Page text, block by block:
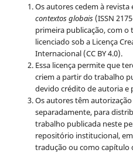
Os autores cedem à revista
contextos globais(ISSN
primeira publicação, com
licenciado sob a Licença
Internacional (CC BY 4.0).
Essa licença permite que
criem a partir do trabalho
devido crédito de autoria e
Os autores têm
separadamente, para
trabalho publicada neste
repositório institucional,
tradução ou como capítulo